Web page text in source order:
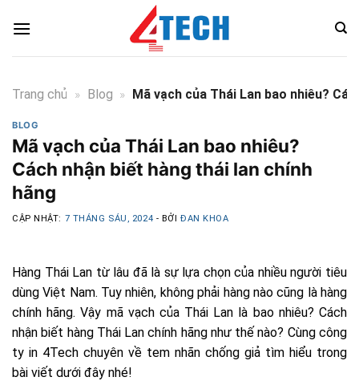
Trang chủ » Blog » Mã vạch của Thái Lan bao nhiêu?
BLOG
Mã vạch của Thái Lan bao nhiêu?
Cách nhận biết hàng thái lan chính
hãng
CẬP NHẬT: 7 THÁNG SÁU, 2024 - BỞIĐAN KHOA
Hàng Thái Lan từ lâu đã là sự lựa chọn của nhiều người tiêu
dùng Việt Nam. Tuy nhiên, không phải hàng nào cũng là hàng
chính hãng. Vậy mã vạch của Thái Lan là bao nhiêu? Cách
nhận biết hàng Thái Lan chính hãng như thế nào? Cùng công
ty in 4Tech chuyên về tem nhãn chống giả tìm hiểu trong
bài viết dưới đây nhé!